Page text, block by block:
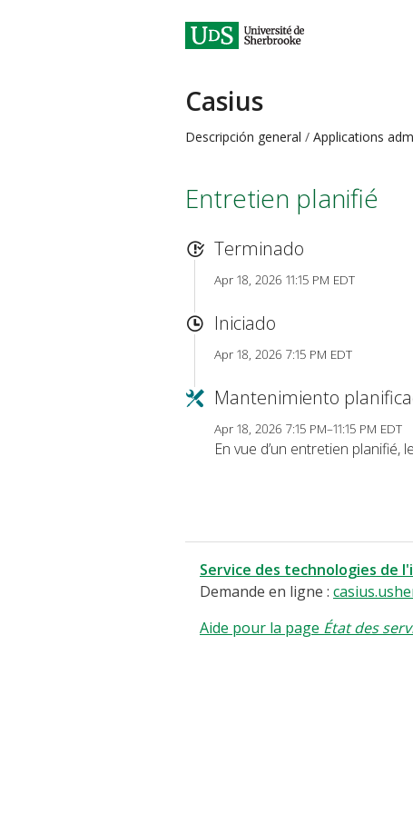
Casius
Descripción general Applications
Entretien planifié
Terminado
Apr 18, 2026 11:15 PM EDT
Iniciado
Apr 18, 2026 7:15 PM EDT
Mantenimiento
Apr 18, 2026 7:15 PM–11:15 PM EDT
En vue d’un entretien
Service des technologies de
Demande en ligne :
Aide pour la page État des